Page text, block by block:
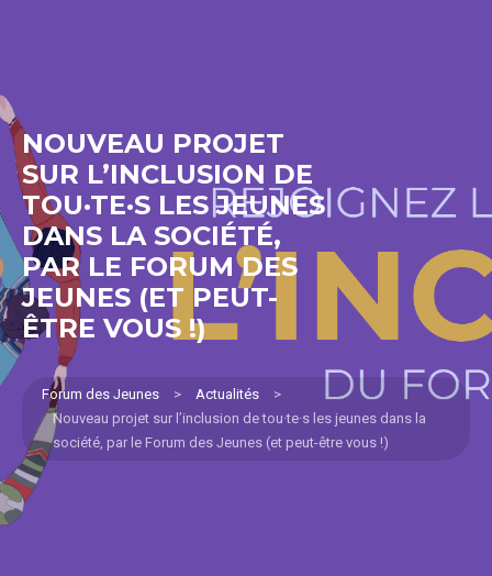
NOUVEAU PROJET
SUR L’INCLUSION DE
TOU·TE·S LES JEUNES
DANS LA SOCIÉTÉ,
PAR LE FORUM DES
JEUNES (ET PEUT-
ÊTRE VOUS !)
Forum des Jeunes > Actualités
>
Nouveau projet sur l’inclusion de tou·te·s les jeunes dans la
société, par le Forum des Jeunes (et peut-être vous !)